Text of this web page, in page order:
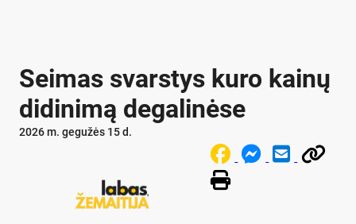
Seimas svarstys kuro kainų
didinimą degalinėse
2026 m. gegužės 15 d.